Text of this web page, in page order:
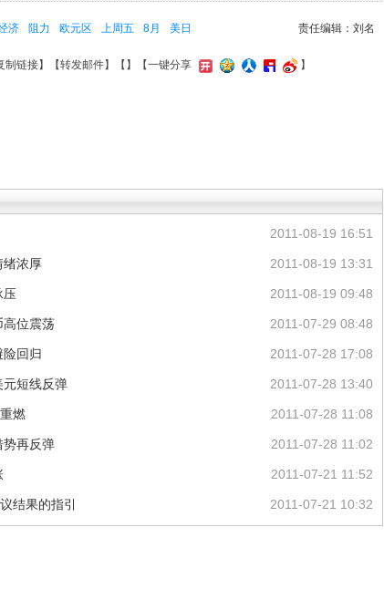
责任编辑：刘名
济 阻力 欧元区 上周五 8月 美日
制链接】【转发邮件】【 】 【一键分享 】
2011-08-19 16:51
2011-08-19 13:31
绪浓厚
2011-08-19 09:48
压
2011-07-29 08:48
高位震荡
2011-07-28 17:08
回归
2011-07-28 13:40
元短线反弹
2011-07-28 11:08
燃
2011-07-28 11:02
势再反弹
2011-07-21 11:52
2011-07-21 10:32
结果的指引